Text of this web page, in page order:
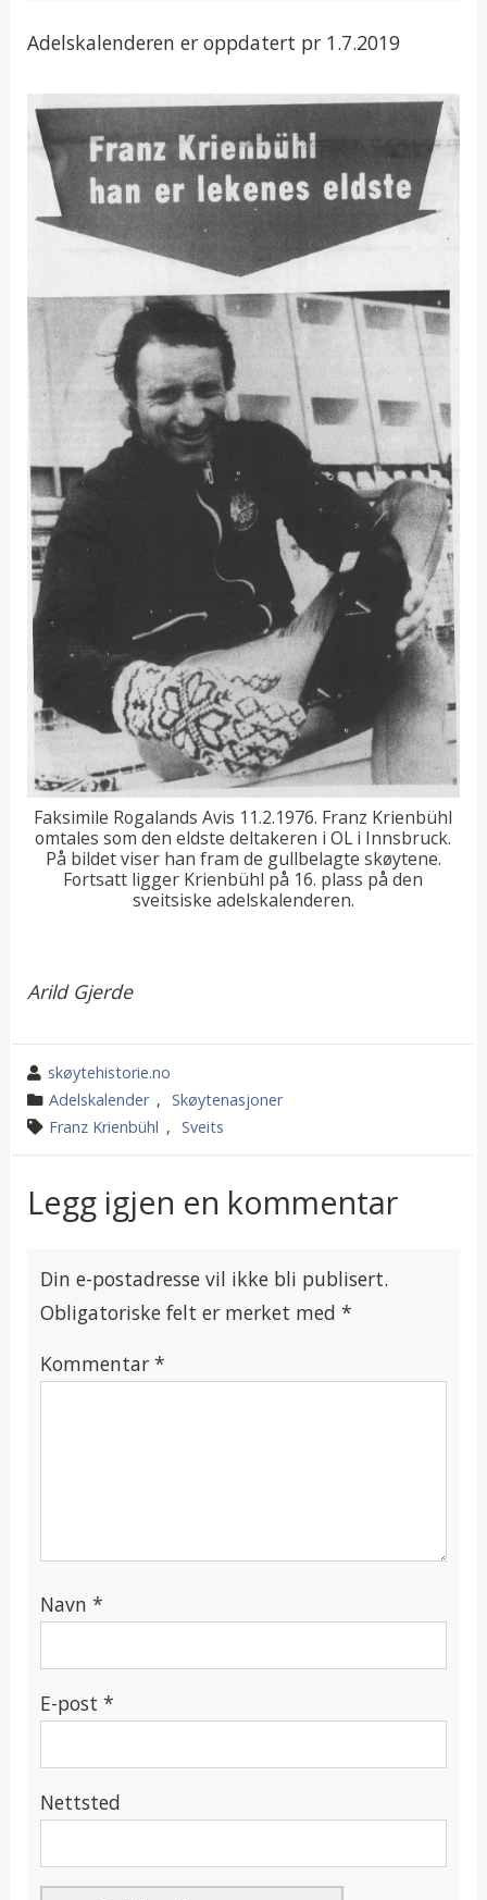
Adelskalenderen er oppdatert pr 1.7.2019
Faksimile Rogalands Avis 11.2.1976. Franz Krienbühl
omtales som den eldste deltakeren i OL i Innsbruck.
På bildet viser han fram de gullbelagte skøytene.
Fortsatt ligger Krienbühl på 16. plass på den
sveitsiske adelskalenderen.
Arild Gjerde
wrote
by
skøytehistorie.no
category
in
Adelskalender , Skøytenasjoner
tagged
Franz Krienbühl , Sveits
Legg igjen en kommentar
Din e-postadresse vil ikke bli publisert.
Obligatoriske felt er merket med *
Kommentar *
Navn *
E-post *
Nettsted